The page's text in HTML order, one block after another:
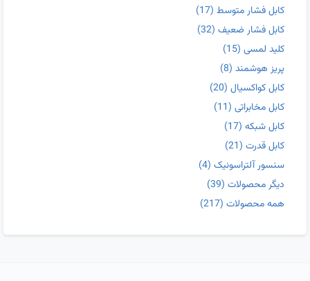
کابل فشار متوسط (17)
کابل فشار ضعیف (32)
کلید لمسی (15)
پریز هوشمند (8)
کابل کواکسیال (20)
کابل مخابراتی (11)
کابل شبکه (17)
کابل قدرت (21)
سنسور آلتراسونیک (4)
دیگر محصولات (39)
همه محصولات (217)